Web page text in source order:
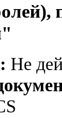
Не